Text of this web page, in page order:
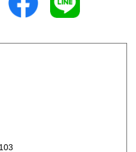
三重県
103